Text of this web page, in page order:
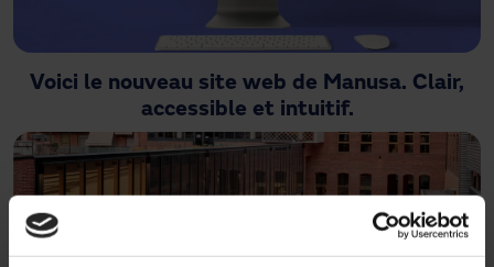
Voici le nouveau site web de Manusa. Clair,
accessible et intuitif.